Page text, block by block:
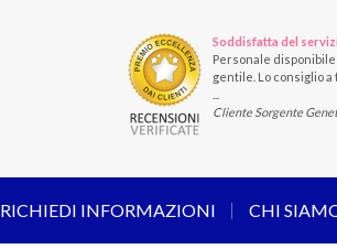
Soddisfatta del
Personale disponibile
gentile. Lo consiglio a
Cliente Sorgente
RICHIEDI INFORMAZIONI CHI